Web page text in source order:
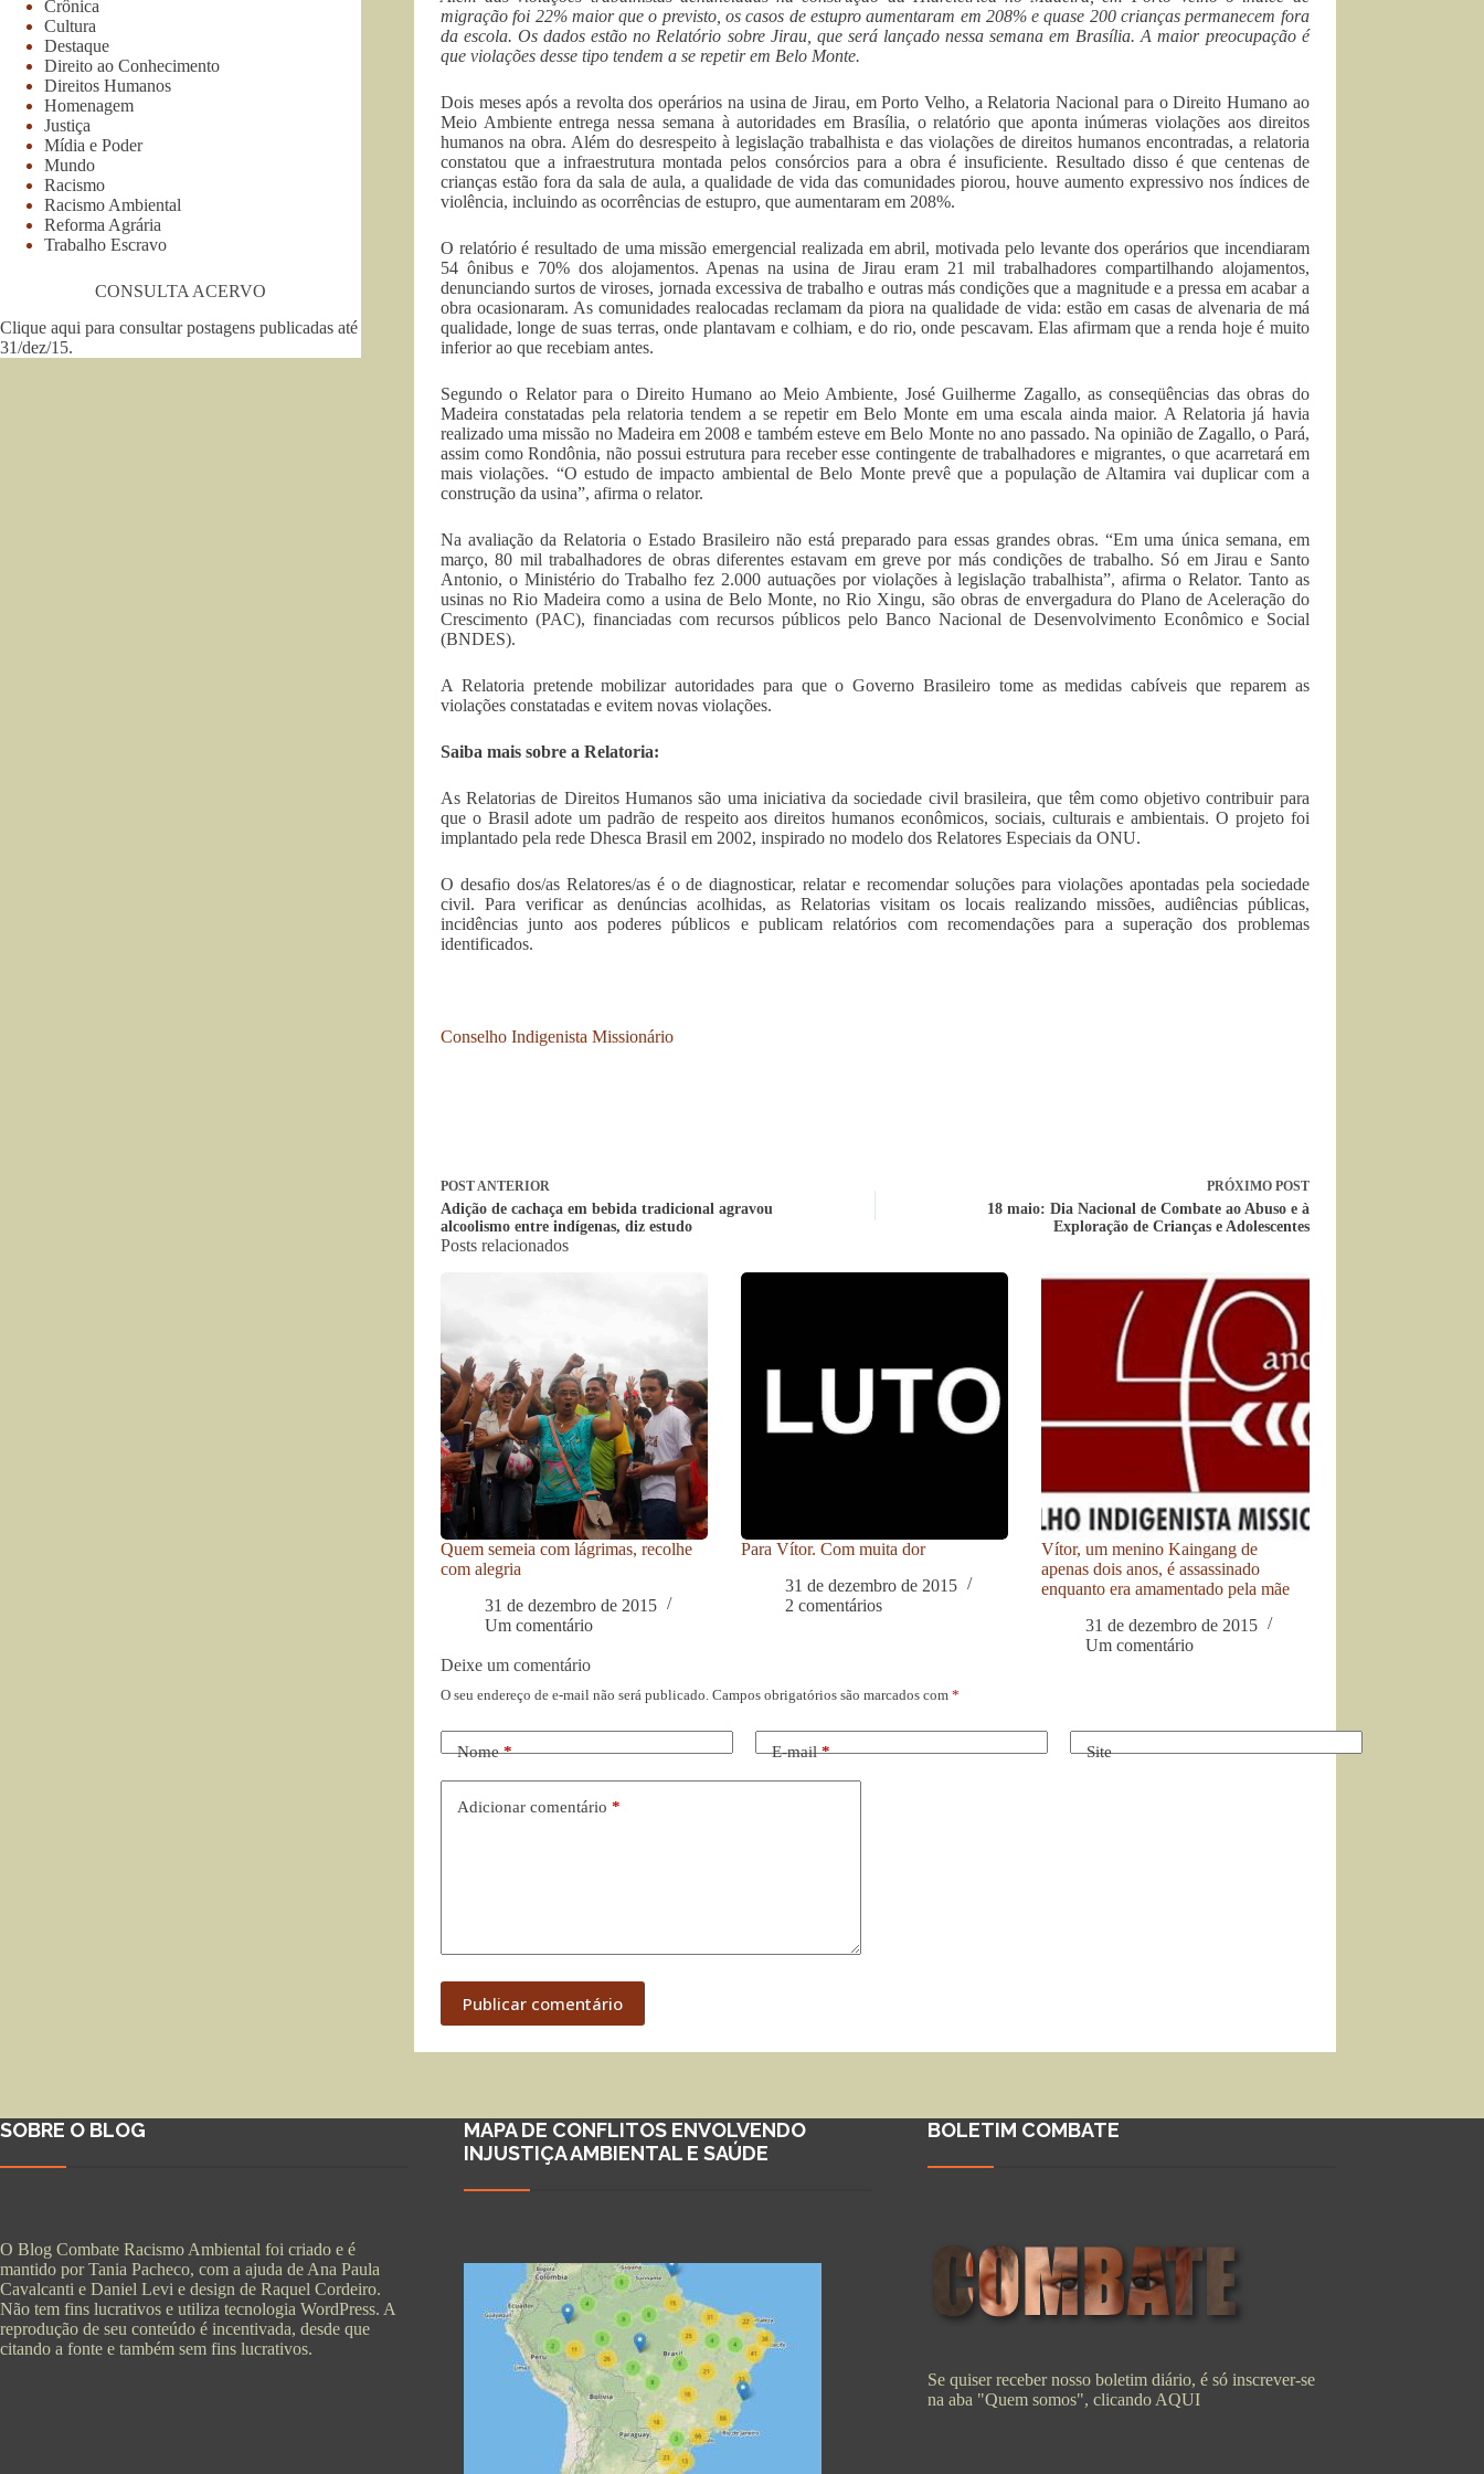
migração foi 22% maior que o previsto, os casos de estupro aumentaram em 208% e quase 200 crianças permanecem fora
da escola. Os dados estão no Relatório sobre Jirau, que será lançado nessa semana em Brasília. A maior preocupação é
que violações desse tipo tendem a se repetir em Belo Monte.
Dois meses após a revolta dos operários na usina de Jirau, em Porto Velho, a Relatoria Nacional para o Direito Humano ao
Meio Ambiente entrega nessa semana à autoridades em Brasília, o relatório que aponta inúmeras violações aos direitos
humanos na obra. Além do desrespeito à legislação trabalhista e das violações de direitos humanos encontradas, a relatoria
constatou que a infraestrutura montada pelos consórcios para a obra é insuficiente. Resultado disso é que centenas de
crianças estão fora da sala de aula, a qualidade de vida das comunidades piorou, houve aumento expressivo nos índices de
violência, incluindo as ocorrências de estupro, que aumentaram em 208%.
O relatório é resultado de uma missão emergencial realizada em abril, motivada pelo levante dos operários que incendiaram
54 ônibus e 70% dos alojamentos. Apenas na usina de Jirau eram 21 mil trabalhadores compartilhando alojamentos,
denunciando surtos de viroses, jornada excessiva de trabalho e outras más condições que a magnitude e a pressa em acabar a
obra ocasionaram. As comunidades realocadas reclamam da piora na qualidade de vida: estão em casas de alvenaria de má
qualidade, longe de suas terras, onde plantavam e colhiam, e do rio, onde pescavam. Elas afirmam que a renda hoje é muito
inferior ao que recebiam antes.
Segundo o Relator para o Direito Humano ao Meio Ambiente, José Guilherme Zagallo, as conseqüências das obras do
Madeira constatadas pela relatoria tendem a se repetir em Belo Monte em uma escala ainda maior. A Relatoria já havia
realizado uma missão no Madeira em 2008 e também esteve em Belo Monte no ano passado. Na opinião de Zagallo, o Pará,
assim como Rondônia, não possui estrutura para receber esse contingente de trabalhadores e migrantes, o que acarretará em
mais violações. “O estudo de impacto ambiental de Belo Monte prevê que a população de Altamira vai duplicar com a
construção da usina”, afirma o relator.
Na avaliação da Relatoria o Estado Brasileiro não está preparado para essas grandes obras. “Em uma única semana, em
março, 80 mil trabalhadores de obras diferentes estavam em greve por más condições de trabalho. Só em Jirau e Santo
Antonio, o Ministério do Trabalho fez 2.000 autuações por violações à legislação trabalhista”, afirma o Relator. Tanto as
usinas no Rio Madeira como a usina de Belo Monte, no Rio Xingu, são obras de envergadura do Plano de Aceleração do
Crescimento (PAC), financiadas com recursos públicos pelo Banco Nacional de Desenvolvimento Econômico e Social
(BNDES).
A Relatoria pretende mobilizar autoridades para que o Governo Brasileiro tome as medidas cabíveis que reparem as
violações constatadas e evitem novas violações.
Saiba mais sobre a Relatoria:
As Relatorias de Direitos Humanos são uma iniciativa da sociedade civil brasileira, que têm como objetivo contribuir para
que o Brasil adote um padrão de respeito aos direitos humanos econômicos, sociais, culturais e ambientais. O projeto foi
implantado pela rede Dhesca Brasil em 2002, inspirado no modelo dos Relatores Especiais da ONU.
O desafio dos/as Relatores/as é o de diagnosticar, relatar e recomendar soluções para violações apontadas pela sociedade
civil. Para verificar as denúncias acolhidas, as Relatorias visitam os locais realizando missões, audiências públicas,
incidências junto aos poderes públicos e publicam relatórios com recomendações para a superação dos problemas
identificados.
Conselho Indigenista Missionário
POSTANTERIOR
Adição de cachaça em bebida tradicional agravou
alcoolismo entre indígenas, diz estudo
PRÓXIMO POST
18 maio: Dia Nacional de Combate ao Abuso e à
Exploração de Crianças e Adolescentes
Posts relacionados
Quem semeia com lágrimas, recolhe
com alegria
31 de dezembro de 2015
Um comentário
Para Vítor. Com muita dor
31 de dezembro de 2015
2 comentários
Vítor, um menino Kaingang de
apenas dois anos, é assassinado
enquanto era amamentado pela mãe
31 de dezembro de 2015
Um comentário
Deixe um comentário
O seu endereço de e-mail não será publicado. Campos obrigatórios são marcados com *
Nome* E-mail* Site
Adicionar comentário *
Publicar comentário
Crônica
Cultura
Destaque
Direito ao Conhecimento
Direitos Humanos
Homenagem
Justiça
Mídia e Poder
Mundo
Racismo
Racismo Ambiental
Reforma Agrária
Trabalho Escravo
CONSULTA ACERVO
Clique aqui para consultar postagens publicadas até
31/dez/15.
SOBRE O BLOG
O Blog Combate Racismo Ambiental foi criado e é
mantido por Tania Pacheco, com a ajuda de Ana Paula
Cavalcanti e Daniel Levi e design de Raquel Cordeiro.
Não tem fins lucrativos e utiliza tecnologia WordPress. A
reprodução de seu conteúdo é incentivada, desde que
citando a fonte e também sem fins lucrativos.
MAPA DE CONFLITOS ENVOLVENDO
INJUSTIÇA AMBIENTAL E SAÚDE
BOLETIM COMBATE
Se quiser receber nosso boletim diário, é só inscrever-se
na aba "Quem somos", clicando AQUI